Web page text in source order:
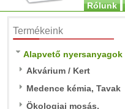
Rólunk
Termékeink
Alapvető nyersanyagok
Akvárium / Kert
Medence kémia, Tavak
Ökologiai mosás,